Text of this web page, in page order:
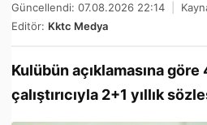
Güncellendi: 07.08.2026 22:14
Editör: Kktc Medya
Kulübün açıklamasına
çalıştırıcıyla 2+1 yıllık